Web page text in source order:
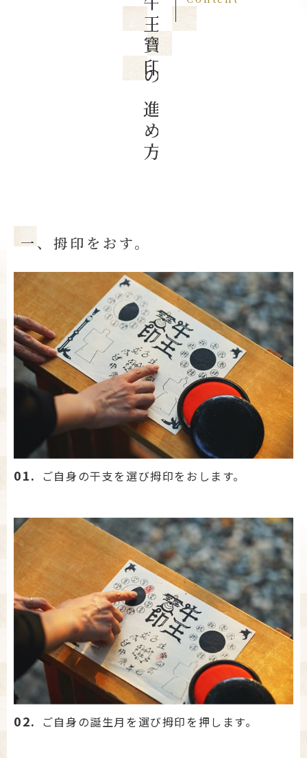
牛王寶印の進め方
一、拇印をおす。
01. ご自身の干支を選び拇印をおします。
02. ご自身の誕生月を選び拇印を押します。